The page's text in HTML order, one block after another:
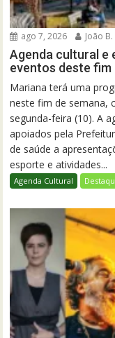
ago 7, 2026 João
Agenda cultural e
eventos deste fim
Mariana terá uma
neste fim de semana,
segunda-feira (10). A
apoiados pela
de saúde a
esporte e atividades...
Agenda Cultural